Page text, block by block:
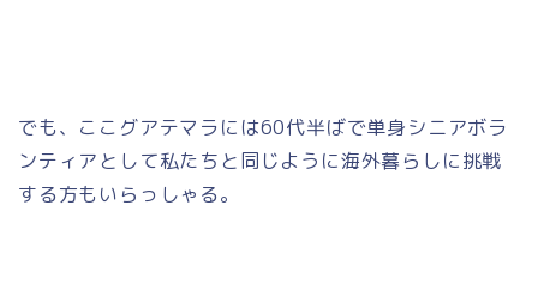
でも、ここグアテマラには60代半ばで単身シニアボラ
ンティアとして私たちと同じように海外暮らしに挑戦
する方もいらっしゃる。